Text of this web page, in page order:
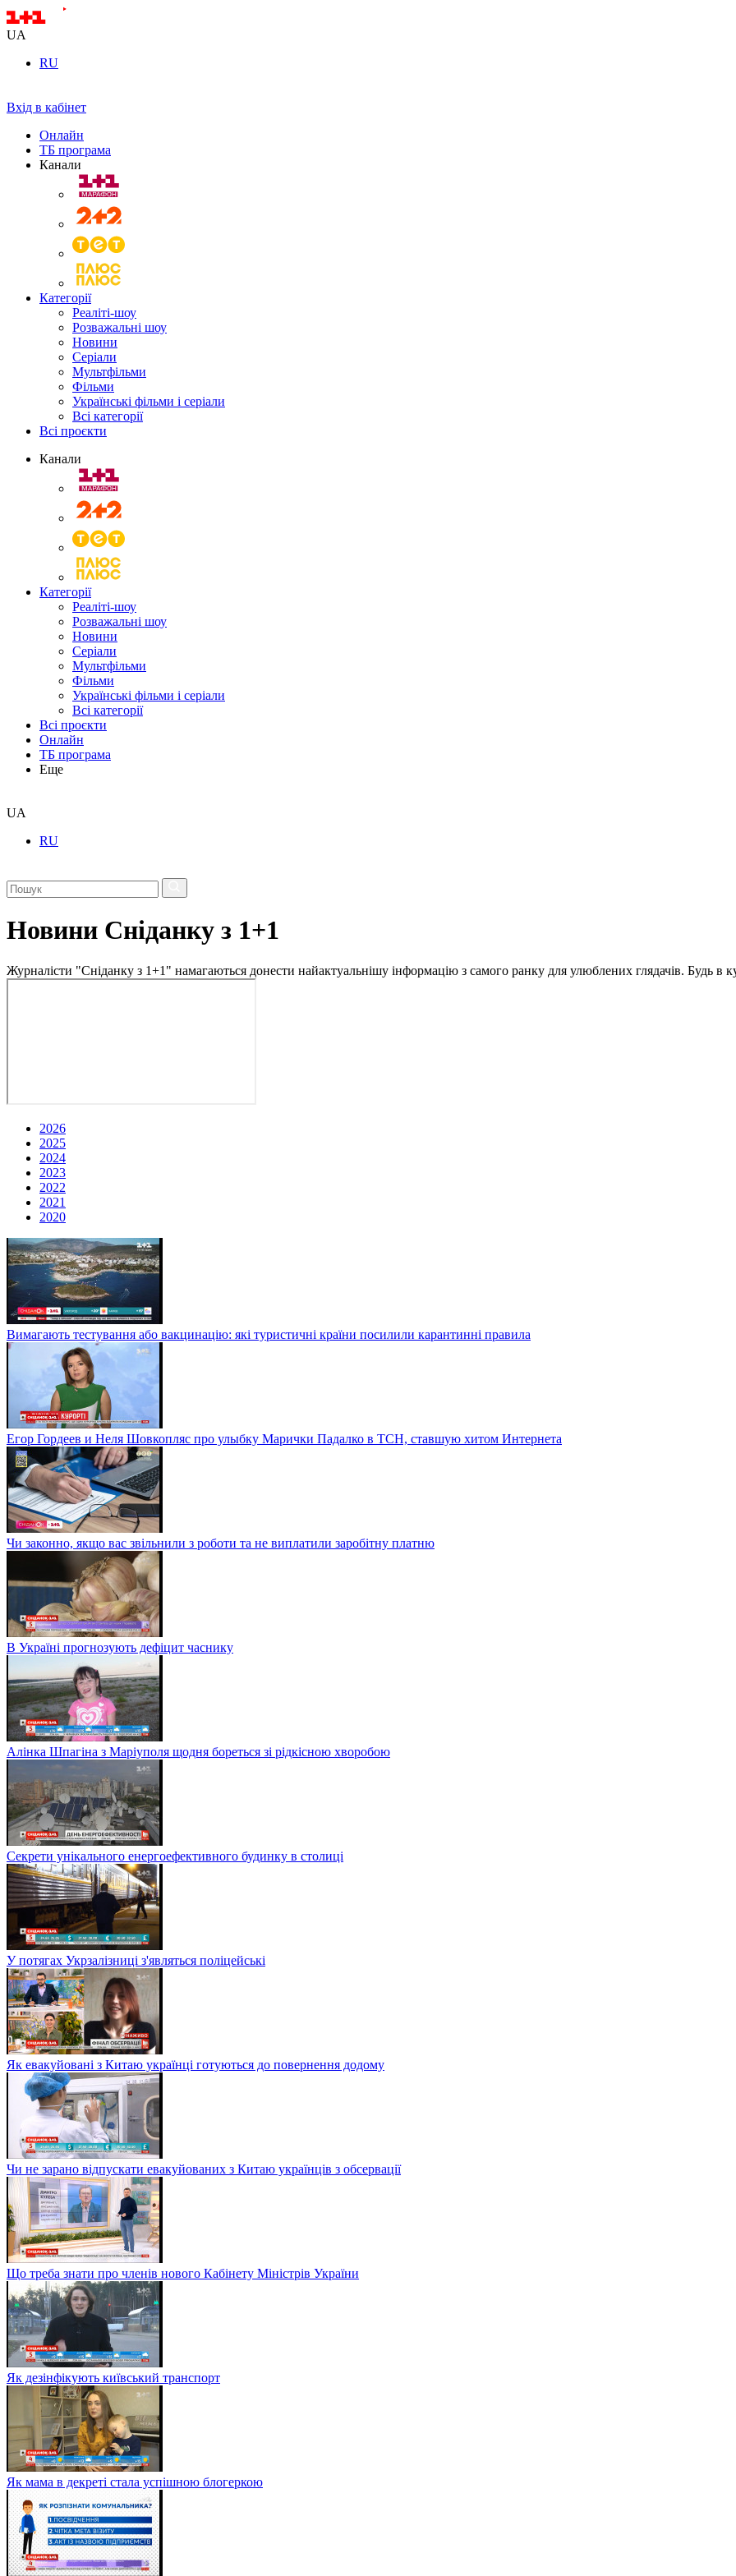
UA
RU
Вхід в кабінет
Онлайн
ТБ програма
Канали
Категорії
Реаліті-шоу
Розважальні шоу
Новини
Серіали
Мультфільми
Фільми
Українські фільми і серіали
Всі категорії
Всі проєкти
Канали
Категорії
Реаліті-шоу
Розважальні шоу
Новини
Серіали
Мультфільми
Фільми
Українські фільми і серіали
Всі категорії
Всі проєкти
Онлайн
ТБ програма
Еще
UA
RU
Новини Сніданку з 1+1
Журналісти "Сніданку з 1+1" намагаються донести найактуальнішу інформацію з самого ранку для улюблених глядачів. Будь в
2026
2025
2024
2023
2022
2021
2020
Вимагають тестування або вакцинацію: які туристичні країни посилили карантинні правила
Егор Гордеев и Неля Шовкопляс про улыбку Марички Падалко в ТСН, ставшую хитом Интернета
Чи законно, якщо вас звільнили з роботи та не виплатили заробітну платню
В Україні прогнозують дефіцит часнику
Алінка Шпагіна з Маріуполя щодня бореться зі рідкісною хворобою
Секрети унікального енергоефективного будинку в столиці
У потягах Укрзалізниці з'являться поліцейські
Як евакуйовані з Китаю українці готуються до повернення додому
Чи не зарано відпускати евакуйованих з Китаю українців з обсервації
Що треба знати про членів нового Кабінету Міністрів України
Як дезінфікують київський транспорт
Як мама в декреті стала успішною блогеркою